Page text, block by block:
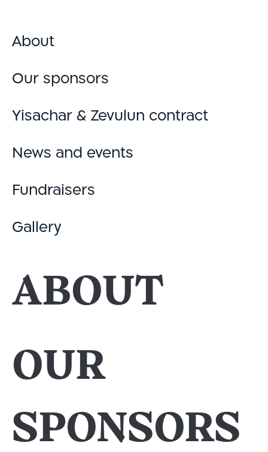
About
Our sponsors
Yisachar & Zevulun contract
News and events
Fundraisers
Gallery
About
Our
sponsors